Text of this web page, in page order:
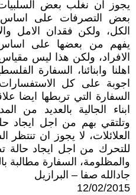
يجوز ان نغلب بعض
بعض التصرفات على اساس
الكل، ولكن فقدان الامل
يفهم من بعضها على
الافراد، ولكن هذا ليس
اهلنا وابنائنا، السفارة
اجوبة على كل
السفارة التي تربطها ايضا
ابناء الجالية بالعديد من
وتلتقي بهم من اجل ايجاد
العلائلات، لا يجوز ان
للتحرك من اجل ايجاد حالة
والمظلومة، السفارة مطالبة
جادالله صفا – البرازيل
12/02/2015